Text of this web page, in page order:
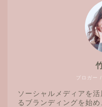
ブロガー
ソーシャルメディアを
るブランディングを始